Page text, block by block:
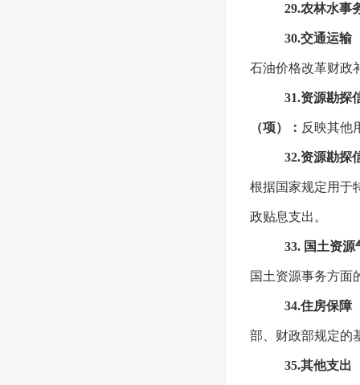
29.农林水事
30.交通运输
石油价格改革财政
31.资源勘探
（项）： 反映其他
32.资源勘探
根据国家规定用于
政贴息支出。
33. 国土资
国土资源事务方面
34.住房保障
部、财政部规定的
35.其他支出